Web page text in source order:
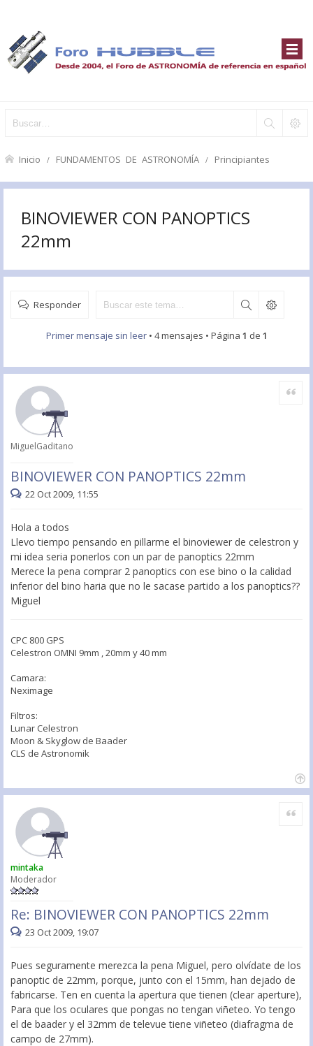
Inicio FUNDAMENTOS DE ASTRONOMÍA Principiantes
BINOVIEWER CON PANOPTICS
22mm
Responder
Primer mensaje sin leer• 4 mensajes • Página 1 de 1
MiguelGaditano
BINOVIEWER CON PANOPTICS 22mm
Citar
22 Oct 2009, 11:55
Hola a todos
Llevo tiempo pensando en pillarme el binoviewer de celestron y
mi idea seria ponerlos con un par de panoptics 22mm
Merece la pena comprar 2 panoptics con ese bino o la calidad
inferior del bino haria que no le sacase partido a los panoptics??
Miguel
CPC 800 GPS
Celestron OMNI 9mm , 20mm y 40 mm
Camara:
Neximage
Filtros:
Lunar Celestron
Moon & Skyglow de Baader
CLS de Astronomik
mintaka
Moderador
Re: BINOVIEWER CON PANOPTICS 22mm
Citar
23 Oct 2009, 19:07
Pues seguramente merezca la pena Miguel, pero olvídate de los
panoptic de 22mm, porque, junto con el 15mm, han dejado de
fabricarse. Ten en cuenta la apertura que tienen (clear aperture),
Para que los oculares que pongas no tengan viñeteo. Yo tengo
el de baader y el 32mm de televue tiene viñeteo (diafragma de
campo de 27mm).